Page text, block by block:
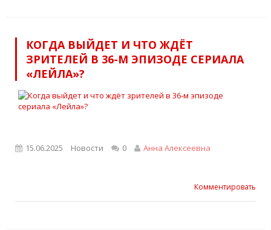
КОГДА ВЫЙДЕТ И ЧТО ЖДЁТ
ЗРИТЕЛЕЙ В 36-М ЭПИЗОДЕ СЕРИАЛА
«ЛЕЙЛА»?
15.06.2025 Новости 0 Анна Алексеевна
Комментировать